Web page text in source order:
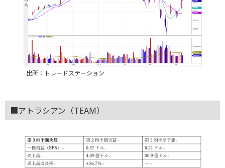
出所：トレードステーション
■アトラシアン（TEAM）